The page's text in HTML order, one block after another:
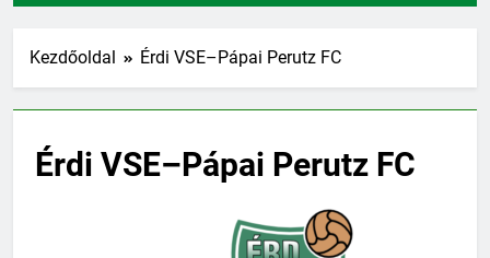
Kezdőoldal Érdi VSE–Pápai Perutz FC
Érdi VSE–Pápai Perutz FC